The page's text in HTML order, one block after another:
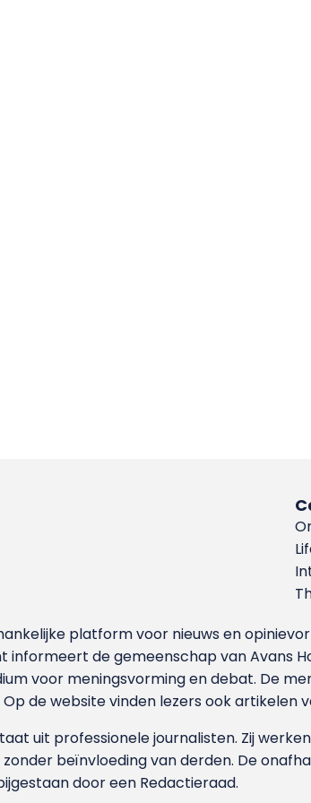
platform voor nieuws en
informeert de gemeenschap van Avans
voor meningsvorming en debat. De
de website vinden lezers ook artikelen
uit professionele journalisten. Zij
beïnvloeding van derden. De
door een Redactieraad.